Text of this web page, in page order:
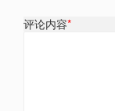
评论内容*